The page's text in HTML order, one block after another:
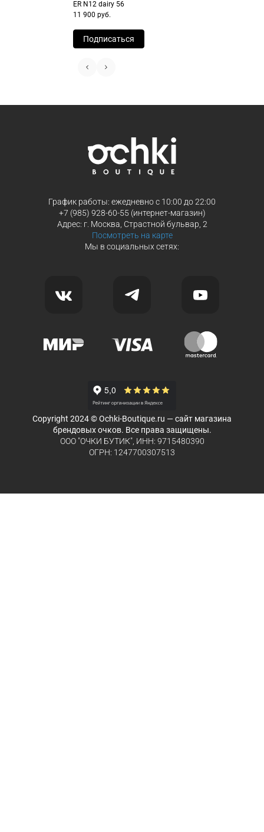
Перейдите на страницу оформления
заказа
Выберите способ оплаты «Долями»
Оплатите часть от суммы заказа
Выберите Яндекс Пэй или Сплит в
способах оплаты
Оплатите покупку целиком через
или частями в Сплит.
ER N12 dairy 56
11 900 руб.
Подписаться
График работы: ежедневно с 10:00 до 22:00
+7 (985) 928-60-55 (интернет-магазин)
Адрес: г. Москва, Страстной бульвар, 2
Посмотреть на карте
Мы в социальных сетях:
Copyright 2024 © Ochki-Boutique.ru — сайт магазина
брендовых очков. Все права защищены.
ООО "ОЧКИ БУТИК", ИНН: 9715480390
ОГРН: 1247700307513